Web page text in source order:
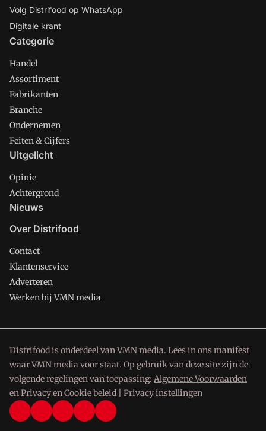
Volg Distrifood op WhatsApp
Digitale krant
Categorie
Handel
Assortiment
Fabrikanten
Branche
Ondernemen
Feiten & Cijfers
Uitgelicht
Opinie
Achtergrond
Nieuws
Over Distrifood
Contact
Klantenservice
Adverteren
Werken bij VMN media
Distrifood is onderdeel van VMN media. Lees inons manifest
waar VMN media voor staat. Op gebruik van deze site zijn de
volgende regelingen van toepassing: Algemene Voorwaarden
enPrivacy en Cookie beleid Privacy instellingen